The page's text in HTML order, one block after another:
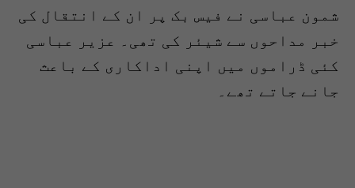
شمون عباسی نے فیس بک پر ان کے انتقال کی
خبر مداحوں سے شیئر کی تھی۔ عزیر عباسی
کئی ڈراموں میں اپنی اداکاری کے باعث
جانے جاتے تھے۔